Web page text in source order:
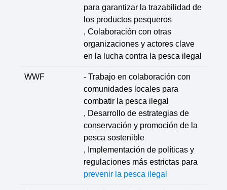
para garantizar la trazabilidad de
los productos pesqueros
, Colaboración con otras
organizaciones y actores clave
en la lucha contra la pesca ilegal
WWF
- Trabajo en colaboración con
comunidades locales para
combatir la pesca ilegal
, Desarrollo de estrategias de
conservación y promoción de la
pesca sostenible
, Implementación de políticas y
regulaciones más estrictas para
prevenir la pesca ilegal